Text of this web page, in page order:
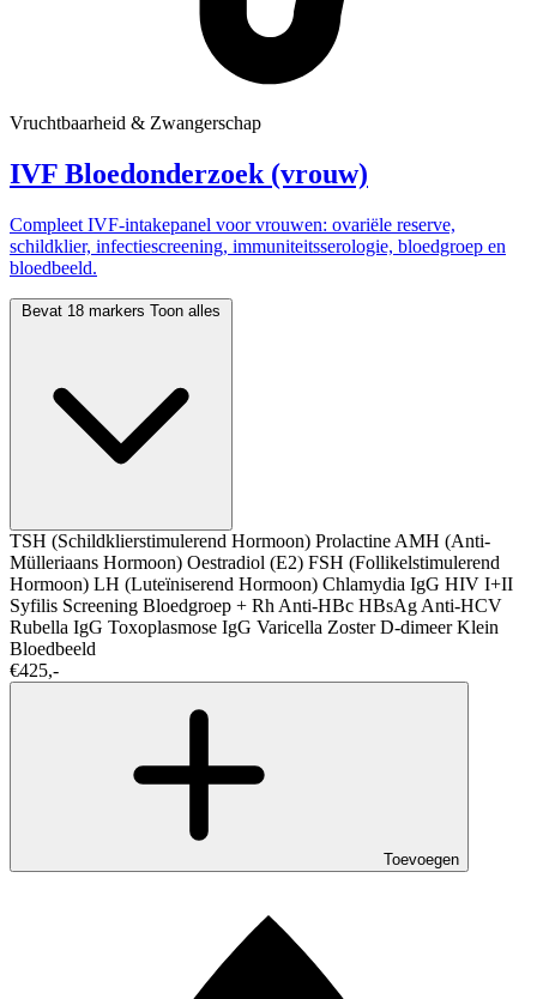
Vruchtbaarheid & Zwangerschap
IVF Bloedonderzoek (vrouw)
Compleet IVF-intakepanel voor vrouwen: ovariële reserve,
schildklier, infectiescreening, immuniteitsserologie, bloedgroep en
bloedbeeld.
Bevat 18 markers Toon alles
TSH (Schildklierstimulerend Hormoon) Prolactine AMH (Anti-
Mülleriaans Hormoon) Oestradiol (E2) FSH (Follikelstimulerend
Hormoon) LH (Luteïniserend Hormoon) Chlamydia IgG HIV I+II
Syfilis Screening Bloedgroep + Rh Anti-HBc HBsAg Anti-HCV
Rubella IgG Toxoplasmose IgG Varicella ZosterD-dimeerKlein
Bloedbeeld
€425,-
Toevoegen